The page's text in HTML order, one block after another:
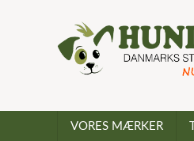
VORES MÆRKER